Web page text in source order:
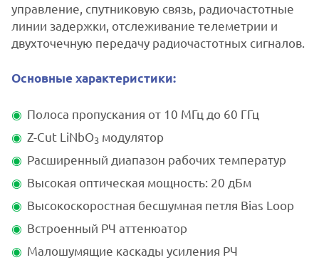
управление, спутниковую связь, радиочастотные
линии задержки, отслеживание телеметрии и
двухточечную передачу радиочастотных сигналов.
Основные характеристики:
Полоса пропускания от 10 МГц до 60 ГГц
Z-Cut LiNbO3 модулятор
Расширенный диапазон рабочих температур
Высокая оптическая мощность: 20 дБм
Высокоскоростная бесшумная петля Bias Loop
Встроенный РЧ аттенюатор
Малошумящие каскады усиления РЧ